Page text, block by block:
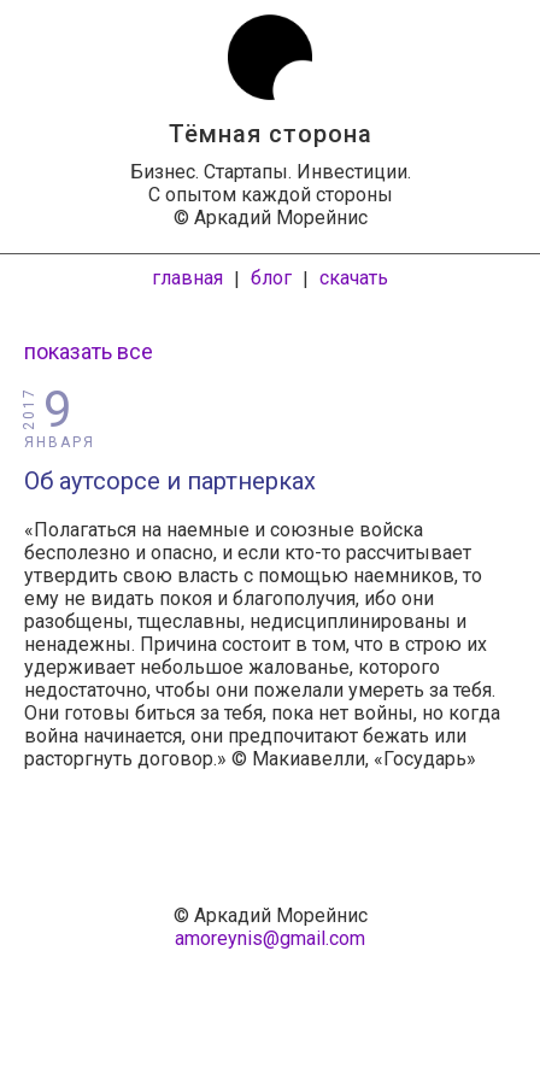
Тёмная сторона
Бизнес. Стартапы. Инвестиции.
С опытом каждой стороны
© Аркадий Морейнис
главная | блог | скачать
показать все
9
ЯНВАРЯ
2017
Об аутсорсе и партнерках
«Полагаться на наемные и союзные войска
бесполезно и опасно, и если кто-то рассчитывает
утвердить свою власть с помощью наемников, то
ему не видать покоя и благополучия, ибо они
разобщены, тщеславны, недисциплинированы и
ненадежны. Причина состоит в том, что в строю их
удерживает небольшое жалованье, которого
недостаточно, чтобы они пожелали умереть за тебя.
Они готовы биться за тебя, пока нет войны, но когда
война начинается, они предпочитают бежать или
расторгнуть договор.» © Макиавелли, «Государь»
© Аркадий Морейнис
amoreynis@gmail.com